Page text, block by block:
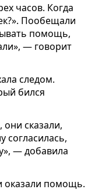
часов. Когда
Пообещали
помощь,
— говорит
следом.
бился
сказали,
согласилась,
— добавила
оказали помощь.